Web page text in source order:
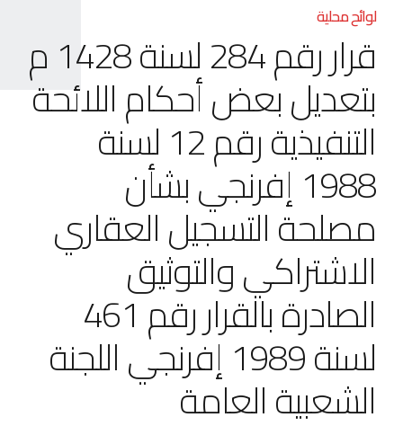
لوائح محلية
قرار رقم 284 لسنة 1428 م
بتعديل بعض أحكام اللائحة
التنفيذية رقم 12 لسنة
1988 إفرنجي بشأن
مصلحة التسجيل العقاري
الاشتراكي والتوثيق
الصادرة بالقرار رقم 461
لسنة 1989 إفرنجي اللجنة
الشعبية العامة